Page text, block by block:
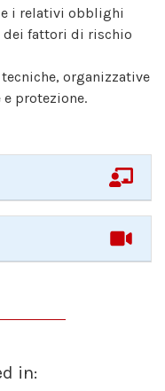
i relativi obblighi
dei fattori di rischio
organizzative
protezione.
in: